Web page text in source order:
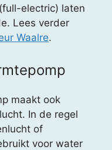
electric) laten
Lees verder
Waalre.
maakt ook
In de regel
of
voor water